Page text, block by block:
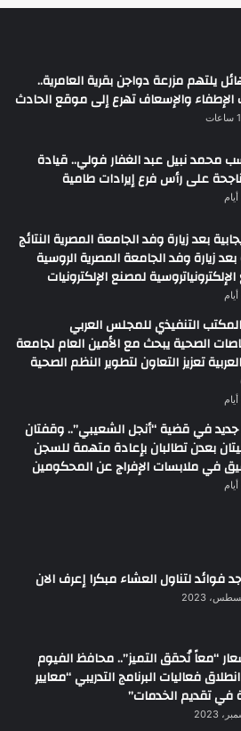
يلتهم مزرعة دواجن بقرية العامرية..
الإطفاء والإسعاف تهرع إلى موقع الحادث
محمد نبيل عبد الغفار فولي.. قيادة
ناجحة على رأس فرع إيرادات طامية
بعد زيارة وفد الجامعة المصرية النتائج
بعد زيارة وفد الجامعة المصرية الروسية
لمصنع الإلكترونيات
التنفيذي للمجلس العربي
الصحية يبحث مع الأمين العام لجامعة
تعزيز التعاون لتطوير النظم الصحية
في قضية “أنجل الشعيبي”.. وقفتان
بعدن تطالبان بإعادة متهمة للسجن
في ملابسات الإفراج عن المحكومين
فوائد لتناول العشاء مبكرا إعرف الان
“معاً نُحقق التميز”.. محافظ الفيوم
فعاليات البرنامج التدريبي “معايير
في تقديم الخدمات”